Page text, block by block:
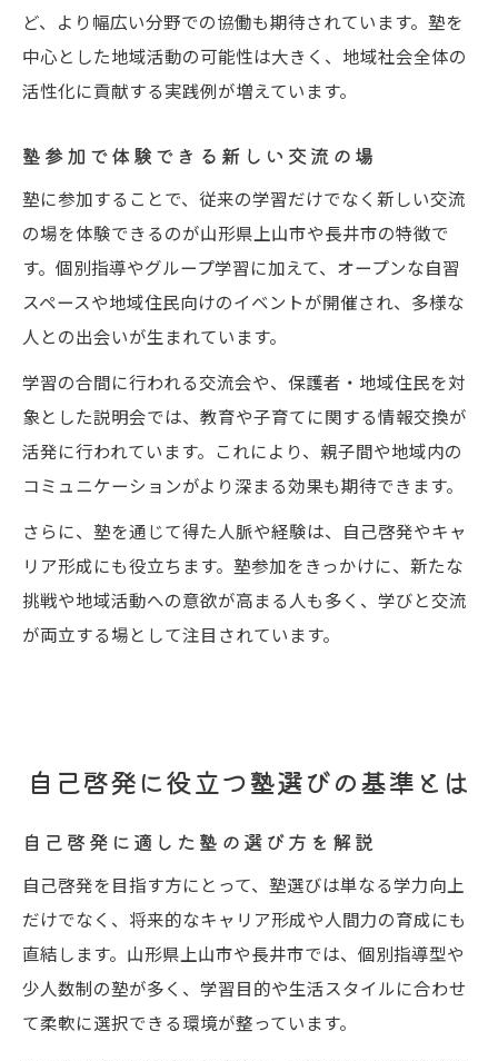
ど、より幅広い分野での協働も期待されています。塾を
中心とした地域活動の可能性は大きく、地域社会全体の
活性化に貢献する実践例が増えています。
塾参加で体験できる新しい交流の場
塾に参加することで、従来の学習だけでなく新しい交流
の場を体験できるのが山形県上山市や長井市の特徴で
す。個別指導やグループ学習に加えて、オープンな自習
スペースや地域住民向けのイベントが開催され、多様な
人との出会いが生まれています。
学習の合間に行われる交流会や、保護者・地域住民を対
象とした説明会では、教育や子育てに関する情報交換が
活発に行われています。これにより、親子間や地域内の
コミュニケーションがより深まる効果も期待できます。
さらに、塾を通じて得た人脈や経験は、自己啓発やキャ
リア形成にも役立ちます。塾参加をきっかけに、新たな
挑戦や地域活動への意欲が高まる人も多く、学びと交流
が両立する場として注目されています。
自己啓発に役立つ塾選びの基準とは
自己啓発に適した塾の選び方を解説
自己啓発を目指す方にとって、塾選びは単なる学力向上
だけでなく、将来的なキャリア形成や人間力の育成にも
直結します。山形県上山市や長井市では、個別指導型や
少人数制の塾が多く、学習目的や生活スタイルに合わせ
て柔軟に選択できる環境が整っています。